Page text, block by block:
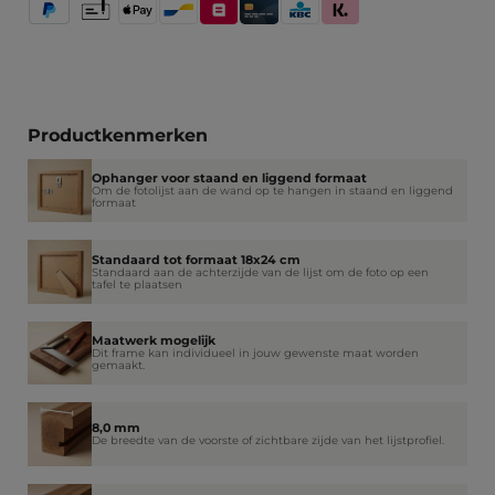
PayPal Apple PayBancontact
BelfiusKredietkaart / Bankkaart
KBC/CBC Payment Button
Klarna (Achteraf betalen
Vooruitbetaling
Productkenmerken
Ophanger voor staand en liggend formaat
Om de fotolijst aan de wand op te hangen in staand en liggend
formaat
Standaard tot formaat 18x24 cm
Standaard aan de achterzijde van de lijst om de foto op een
tafel te plaatsen
Maatwerk mogelijk
Dit frame kan individueel in jouw gewenste maat worden
gemaakt.
8,0 mm
De breedte van de voorste of zichtbare zijde van het lijstprofiel.